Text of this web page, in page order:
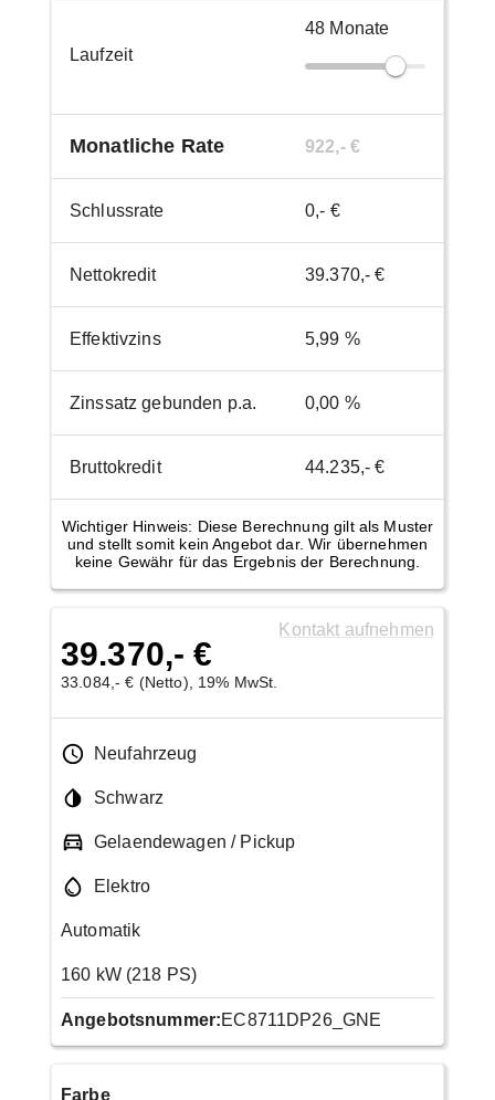
Laufzeit
48 Monate
Monatliche Rate 922,- €
Schlussrate 0,- €
Nettokredit 39.370,- €
Effektivzins 5,99 %
Zinssatz gebunden p.a. 0,00 %
Bruttokredit 44.235,- €
Wichtiger Hinweis: Diese Berechnung gilt als Muster
und stellt somit kein Angebot dar. Wir übernehmen
keine Gewähr für das Ergebnis der Berechnung.
39.370,- €
33.084,- € (Netto), 19% MwSt.
Kontakt aufnehmen
Neufahrzeug
Schwarz
Gelaendewagen / Pickup
Elektro
Automatik
160 kW (218 PS)
Angebotsnummer:EC8711DP26_GNE
Farbe